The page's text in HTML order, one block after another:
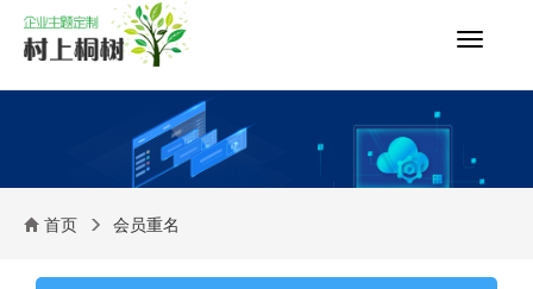
切
导
首页 会员重名